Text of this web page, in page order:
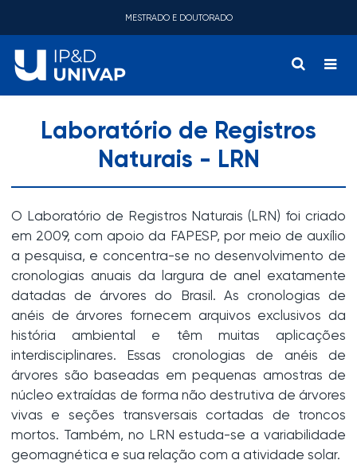
MESTRADO E DOUTORADO
Laboratório de Registros
Naturais - LRN
O Laboratório de Registros Naturais (LRN) foi criado
em 2009, com apoio da FAPESP, por meio de auxílio
a pesquisa, e concentra-se no desenvolvimento de
cronologias anuais da largura de anel exatamente
datadas de árvores do Brasil. As cronologias de
anéis de árvores fornecem arquivos exclusivos da
história ambiental e têm muitas aplicações
interdisciplinares. Essas cronologias de anéis de
árvores são baseadas em pequenas amostras de
núcleo extraídas de forma não destrutiva de árvores
vivas e seções transversais cortadas de troncos
mortos. Também, no LRN estuda-se a variabilidade
geomagnética e sua relação com a atividade solar.